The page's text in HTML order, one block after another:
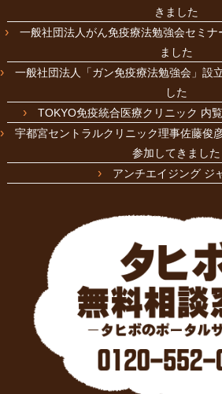
きました
一般社団法人がん免疫療法勉強会セミナ
ました
一般社団法人「ガン免疫療法勉強会」設
した
TOKYO免疫統合医療クリニック 内
宇都宮セントラルクリニック理事佐藤俊
参加してきました
アンチエイジング ジ